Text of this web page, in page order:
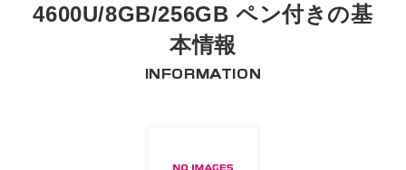
4600U/8GB/256GB ペン付きの基
本情報
INFORMATION